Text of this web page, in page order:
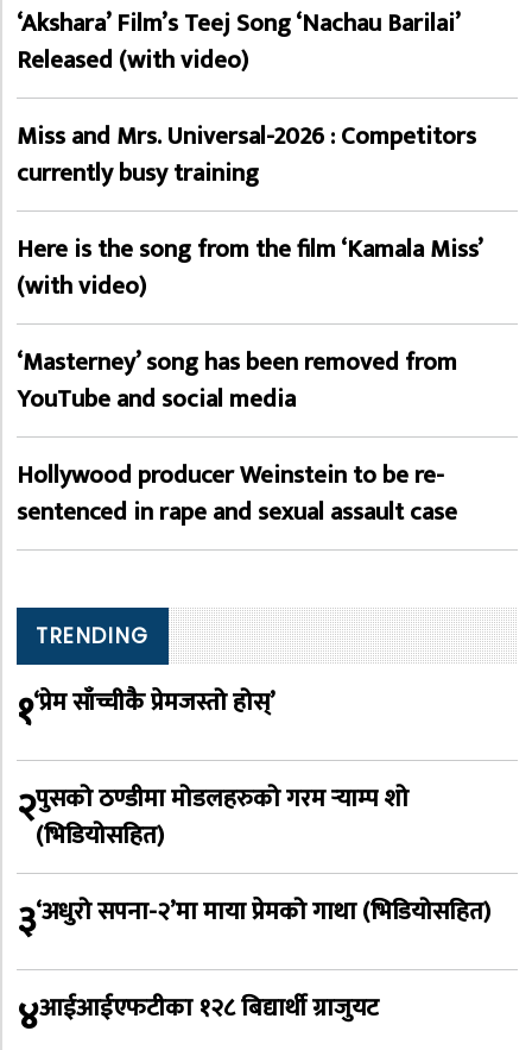
‘Akshara’ Film’s Teej Song ‘Nachau Barilai’
Released (with video)
Miss and Mrs. Universal-2026 : Competitors
currently busy training
Here is the song from the film ‘Kamala Miss’
(with video)
‘Masterney’ song has been removed from
YouTube and social media
Hollywood producer Weinstein to be re-
sentenced in rape and sexual assault case
TRENDING
१‘प्रेम साँच्चीकै प्रेमजस्तो होस्’
२पुसको ठण्डीमा मोडलहरुको गरम र्‍याम्प शो
(भिडियोसहित)
३‘अधुरो सपना-२’मा माया प्रेमको गाथा (भिडियोसहित)
४आईआईएफटीका १२८ बिद्यार्थी ग्राजुयट